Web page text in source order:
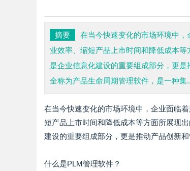
摘要
在当今快速变化的市场环境中
业效率、缩短产品上市时间和降低成本
是企业信息化建设的重要组成部分，更
全称为产品生命周期管理软件，是一种集
在当今快速变化的市场环境中，企业面临
短产品上市时间和降低成本等方面所展现
建设的重要组成部分，更是推动产品创新和
什么是PLM管理软件？